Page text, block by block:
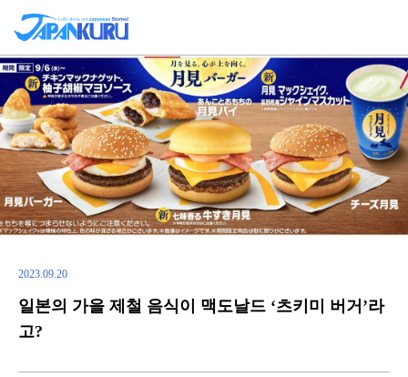
2023.09.20
일본의 가을 제철 음식이 맥도날드 ‘츠키미 버거’라
고?